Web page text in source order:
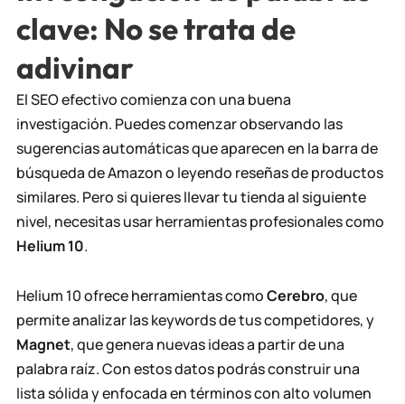
clave: No se trata de
adivinar
El SEO efectivo comienza con una buena
investigación. Puedes comenzar observando las
sugerencias automáticas que aparecen en la barra de
búsqueda de Amazon o leyendo reseñas de productos
similares. Pero si quieres llevar tu tienda al siguiente
nivel, necesitas usar herramientas profesionales como
Helium 10.
Helium 10 ofrece herramientas comoCerebro, que
permite analizar las keywords de tus competidores, y
Magnet, que genera nuevas ideas a partir de una
palabra raíz. Con estos datos podrás construir una
lista sólida y enfocada en términos con alto volumen